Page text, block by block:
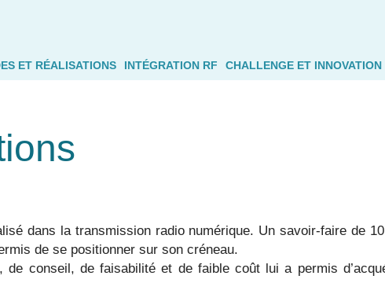
ET RÉALISATIONS INTÉGRATION RF CHALLENGE ET INNOVATION
dans la transmission radio numérique. Un savoir-faire de
de se positionner sur son créneau.
de conseil, de faisabilité et de faible coût lui a permis